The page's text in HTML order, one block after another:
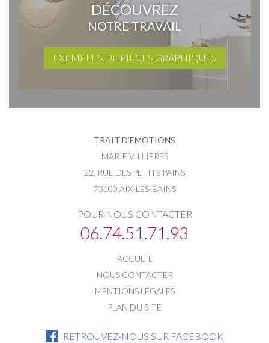
DÉCOUVREZ
NOTRE TRAVAIL
EXEMPLES DE PIÈCES GRAPHIQUES
TRAIT D’EMOTIONS
MARIE VILLIÈRES
22, RUE DES PETITS PAINS
73100 AIX-LES-BAINS
POUR NOUS CONTACTER
06.74.51.71.93
ACCUEIL
NOUS CONTACTER
MENTIONS LÉGALES
PLAN DU SITE
RETROUVEZ-NOUS SUR FACEBOOK